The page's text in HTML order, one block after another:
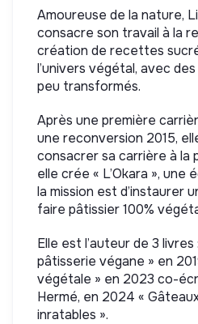
Amoureuse de la nature,
consacre son travail à la
création de recettes
l’univers végétal, avec
peu transformés.
Après une première
une reconversion 2015,
consacrer sa carrière à la
elle crée « L’Okara »,
la mission est d’instaurer
faire pâtissier 100%
Elle est l’auteur de 3 livres
pâtisserie végane » en
végétale » en 2023 co-
Hermé, en 2024 «
inratables ».